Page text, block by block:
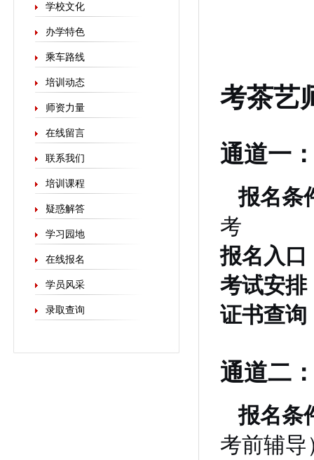
学校文化
办学特色
乘车路线
培训动态
师资力量
在线留言
联系我们
培训课程
疑惑解答
学习园地
在线报名
学员风采
录取查询
考茶艺
通道一
报名条
考
报名入口
考试安排
证书查询
通道二
报名条
考前辅导